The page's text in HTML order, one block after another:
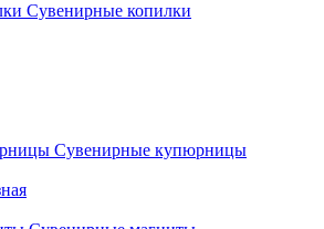
Сувенирные копилки
Сувенирные купюрницы